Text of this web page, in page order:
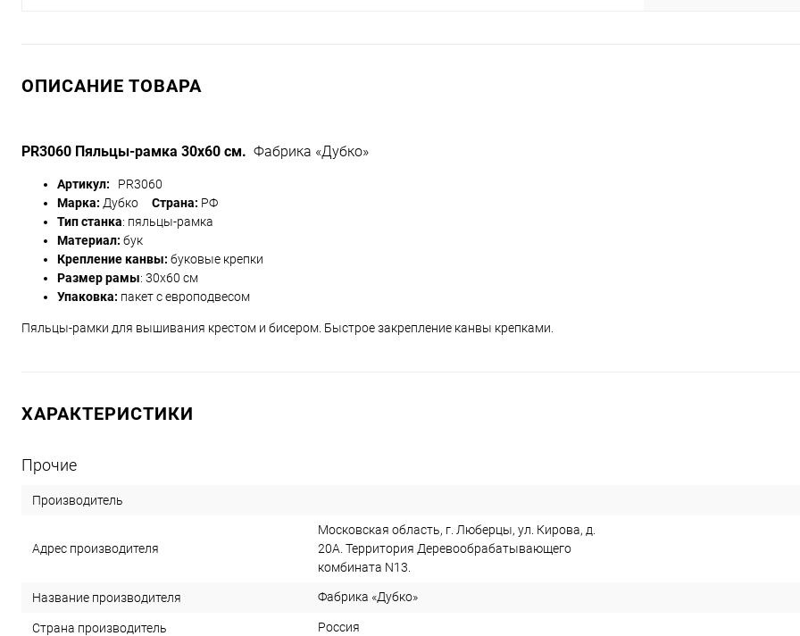
ОПИСАНИЕ ТОВАРА
PR3060 Пяльцы-рамка 30х60 см. Фабрика «Дубко»
Артикул: PR3060
Марка: Дубко Страна: РФ
Тип станка: пяльцы-рамка
Материал: бук
Крепление канвы: буковые крепки
Размер рамы: 30х60 см
Упаковка: пакет с европодвесом
Пяльцы-рамки для вышивания крестом и бисером. Быстрое закрепление канвы крепками.
ХАРАКТЕРИСТИКИ
Прочие
Производитель
Адрес производителя
Московская область, г. Люберцы, ул. Кирова, д.
20А. Территория Деревообрабатывающего
комбината N13.
Название производителя Фабрика «Дубко»
Страна производитель Россия